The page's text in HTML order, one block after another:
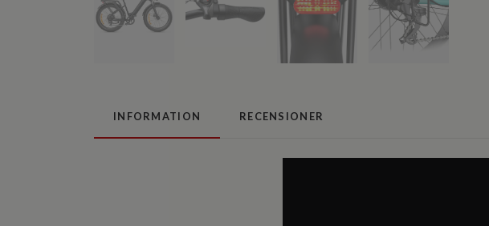
INFORMATION RECENSIONER